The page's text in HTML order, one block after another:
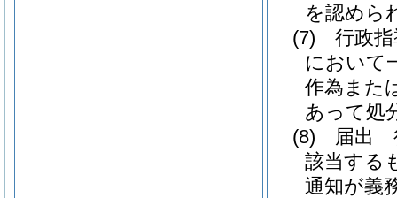
を認めら
(7)
行政
において
作為また
あって処
(8)
届出
該当する
通知が義